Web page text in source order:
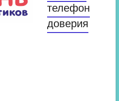
телефон
доверия